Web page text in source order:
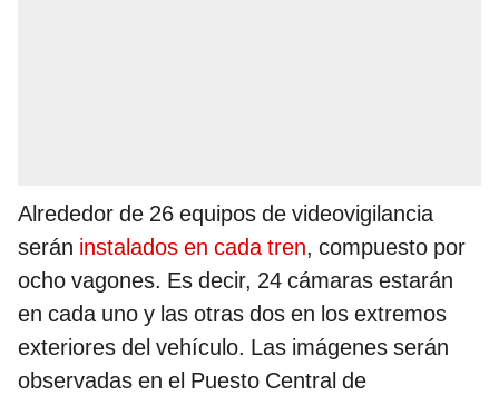
Alrededor de 26 equipos de videovigilancia
serán instalados en cada tren, compuesto por
ocho vagones. Es decir, 24 cámaras estarán
en cada uno y las otras dos en los extremos
exteriores del vehículo. Las imágenes serán
observadas en el Puesto Central de